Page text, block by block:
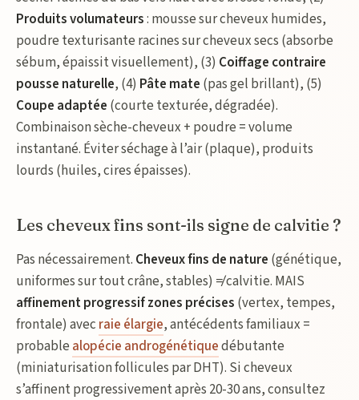
Produits volumateurs: mousse sur cheveux humides,
poudre texturisante racines sur cheveux secs (absorbe
sébum, épaissit visuellement), (3) Coiffage contraire
pousse naturelle, (4) Pâte mate (pas gel brillant), (5)
Coupe adaptée (courte texturée, dégradée).
Combinaison sèche-cheveux + poudre = volume
instantané. Éviter séchage à l’air (plaque), produits
lourds (huiles, cires épaisses).
Les cheveux fins sont-ils signe de calvitie ?
Pas nécessairement. Cheveux fins de nature (génétique,
uniformes sur tout crâne, stables) ≠ calvitie. MAIS
affinement progressif zones précises (vertex, tempes,
frontale) avec raie élargie, antécédents familiaux =
probable alopécie androgénétiquedébutante
(miniaturisation follicules par DHT). Si cheveux
s’affinent progressivement après 20-30 ans, consultez